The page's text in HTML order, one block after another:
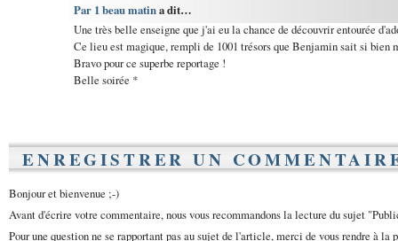
Par 1 beau matina dit…
Une très belle enseigne que j'ai eu la chance de découvrir entourée
Ce lieu est magique, rempli de 1001 trésors que Benjamin sait si bien
Bravo pour ce superbe reportage !
Belle soirée *
ENREGISTRER UN
Bonjour et bienvenue ;-)
Avant d'écrire votre commentaire, nous vous recommandons la lecture du sujet
Pour une question ne se rapportant pas au sujet de l'article, merci de vous rendre à la